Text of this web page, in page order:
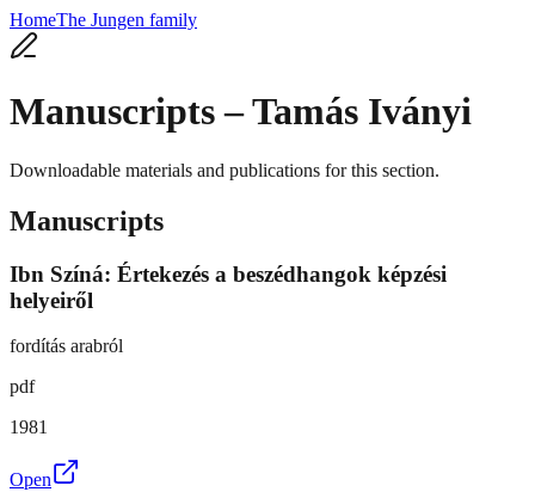
HomeThe Jungen family
Manuscripts– Tamás Iványi
Downloadable materials and publications for this section.
Manuscripts
Ibn Színá: Értekezés a beszédhangok képzési
helyeiről
fordítás arabról
pdf
1981
Open